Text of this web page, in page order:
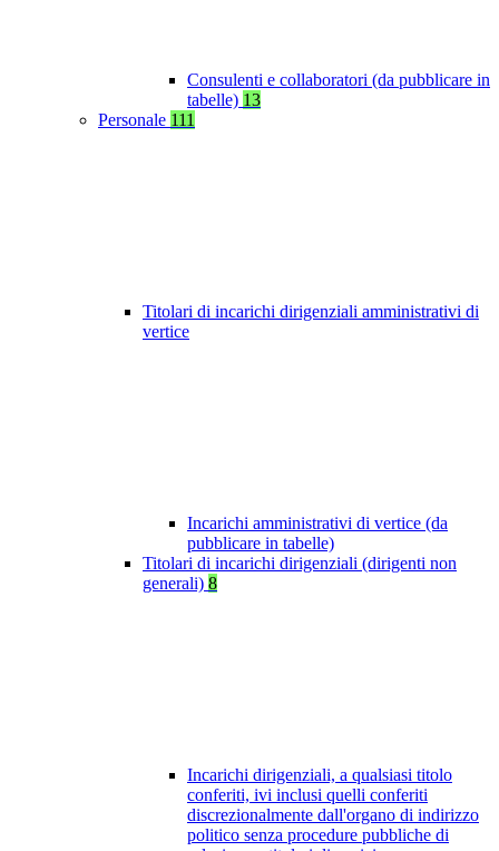
Consulenti e collaboratori (da pubblicare in
tabelle) 13
Personale 111
Titolari di incarichi dirigenziali amministrativi di
vertice
Incarichi amministrativi di vertice (da
pubblicare in tabelle)
Titolari di incarichi dirigenziali (dirigenti non
generali) 8
Incarichi dirigenziali, a qualsiasi titolo
conferiti, ivi inclusi quelli conferiti
discrezionalmente dall'organo di indirizzo
politico senza procedure pubbliche di